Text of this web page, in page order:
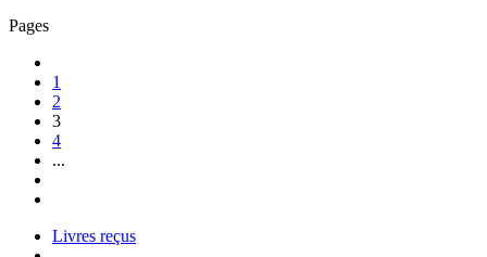
Pages
1
2
3
4
...
Livres reçus